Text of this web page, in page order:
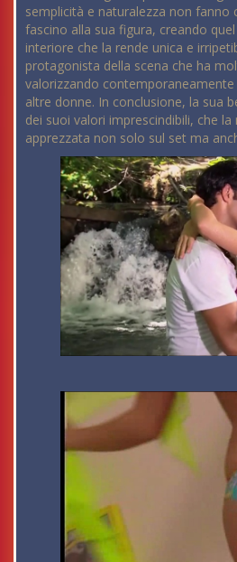
semplicità e naturalezza non fanno
fascino alla sua figura, creando
interiore che la rende unica e
protagonista della scena che ha
valorizzando contemporaneamente
altre donne. In conclusione, la sua
dei suoi valori imprescindibili, che
apprezzata non solo sul set ma